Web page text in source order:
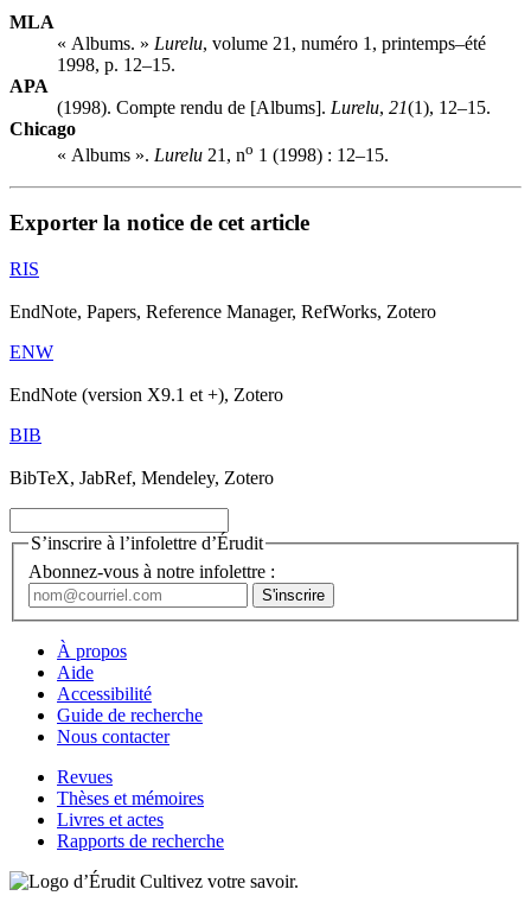
MLA
« Albums. » Lurelu, volume 21, numéro 1, printemps–été
1998, p. 12–15.
APA
(1998). Compte rendu de [Albums]. Lurelu, 21(1), 12–15.
Chicago
« Albums ». Lurelu 21, no 1 (1998) : 12–15.
Exporter la notice de cet article
RIS
EndNote, Papers, Reference Manager, RefWorks, Zotero
ENW
EndNote (version X9.1 et +), Zotero
BIB
BibTeX, JabRef, Mendeley, Zotero
S’inscrire à l’infolettre d’Érudit
Abonnez-vous à notre infolettre :
À propos
Aide
Accessibilité
Guide de recherche
Nous contacter
Revues
Thèses et mémoires
Livres et actes
Rapports de recherche
Cultivez votre savoir.